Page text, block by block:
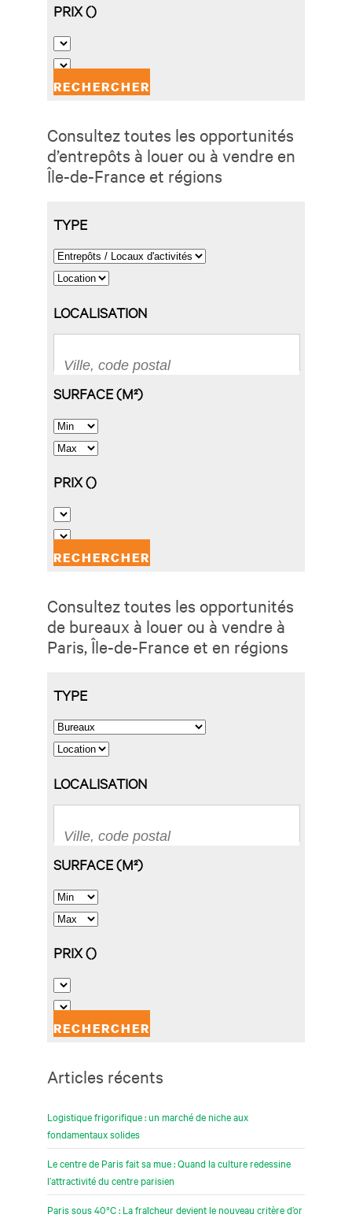
Consultez toutes les opportunités
d’entrepôts à louer ou à vendre en
Île-de-France et régions
Consultez toutes les opportunités
de bureaux à louer ou à vendre à
Paris, Île-de-France et en régions
Articles récents
Logistique frigorifique : un marché de niche aux
fondamentaux solides
Le centre de Paris fait sa mue : Quand la culture redessine
l’attractivité du centre parisien
Paris sous 40°C : La fraîcheur devient le nouveau critère d’or